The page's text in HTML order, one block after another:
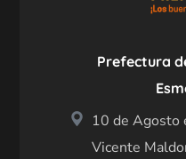
Prefectura
10 de Agosto
Vicente